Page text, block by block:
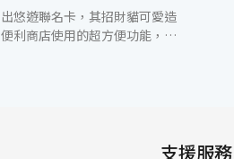
悠遊聯名卡，其招財貓可愛造
利商店使用的超方便功能，為
長、綠巨人浩克、鋼鐵人及蜘支援服務